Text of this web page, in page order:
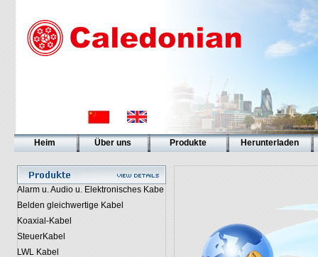
Heim Über uns Produkte Herunterladen
Alarm u. Audio u. Elektronisches Kabe
Belden gleichwertige Kabel
Koaxial-Kabel
SteuerKabel
LWL Kabel